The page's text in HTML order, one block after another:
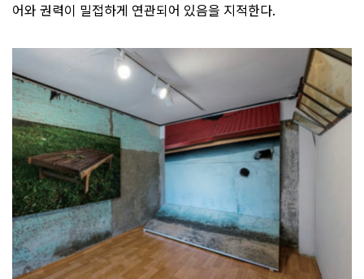
어와 권력이 밀접하게 연관되어 있음을 지적한다.